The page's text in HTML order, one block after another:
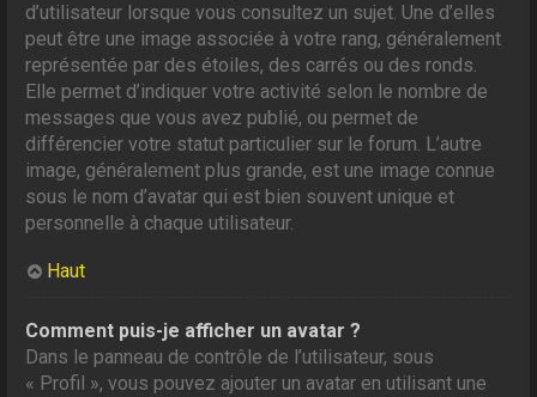
d’utilisateur lorsque vous consultez un sujet. Une d’elles
peut être une image associée à votre rang, généralement
représentée par des étoiles, des carrés ou des ronds.
Elle permet d’indiquer votre activité selon le nombre de
messages que vous avez publié, ou permet de
différencier votre statut particulier sur le forum. L’autre
image, généralement plus grande, est une image connue
sous le nom d’avatar qui est bien souvent unique et
personnelle à chaque utilisateur.
Haut
Comment puis-je afficher un avatar ?
Dans le panneau de contrôle de l’utilisateur, sous
« Profil », vous pouvez ajouter un avatar en utilisant une